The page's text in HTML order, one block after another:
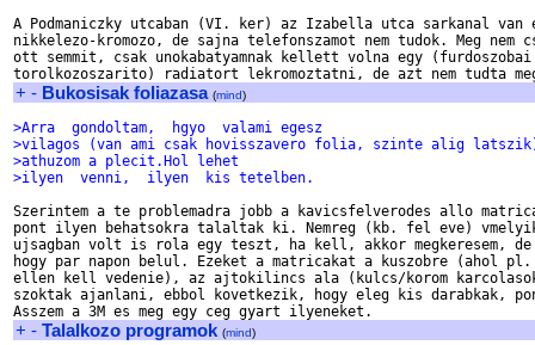
A Podmaniczky utcaban (VI. ker) az Izabella utca sarkanal van
nikkelezo-kromozo, de sajna telefonszamot nem tudok. Meg nem
ott semmit, csak unokabatyamnak kellett volna egy (furdoszobai
+ - Bukosisak foliazasa (mind)
>Arra  gondoltam,  hgyo  valami egesz
>vilagos (van ami csak hovisszavero folia, szinte alig
>athuzom a plecit.Hol lehet
>ilyen  venni,  ilyen  kis tetelben.
Szerintem a te problemadra jobb a kavicsfelverodes allo
pont ilyen behatsokra talaltak ki. Nemreg (kb. fel eve)
ujsagban volt is rola egy teszt, ha kell, akkor megkeresem, de
hogy par napon belul. Ezeket a matricakat a kuszobre (ahol
ellen kell vedenie), az ajtokilincs ala (kulcs/korom
szoktak ajanlani, ebbol kovetkezik, hogy eleg kis darabkak,
+ - Talalkozo programok (mind)